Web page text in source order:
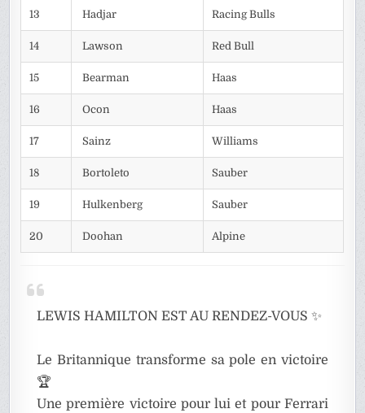
13 Hadjar Racing Bulls
14 Lawson Red Bull
15 Bearman Haas
16 Ocon Haas
17 Sainz Williams
18 Bortoleto Sauber
19 Hulkenberg Sauber
20 Doohan Alpine
LEWIS HAMILTON EST AU RENDEZ-VOUS ✨
Le Britannique transforme sa pole en victoire
🏆
Une première victoire pour lui et pour Ferrari